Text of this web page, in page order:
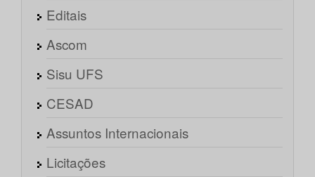
Editais
Ascom
Sisu UFS
CESAD
Assuntos Internacionais
Licitações